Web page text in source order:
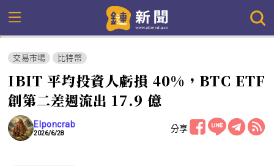
交易市場 比特幣
IBIT 平均投資人虧損 40%，BTC ETF
創第二差週流出 17.9 億
Elponcrab
2026/6/28 分享